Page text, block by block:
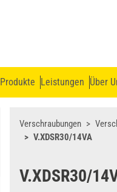
Produkte Leistungen Über
Verschraubungen
V.XDSR30/14VA
V.XDSR30/